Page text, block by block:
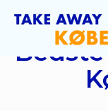
Opdateret